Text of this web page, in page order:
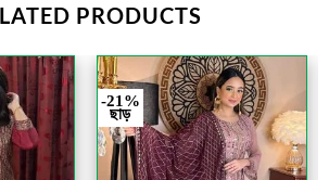
PRODUCTS
-21%
ছাড়